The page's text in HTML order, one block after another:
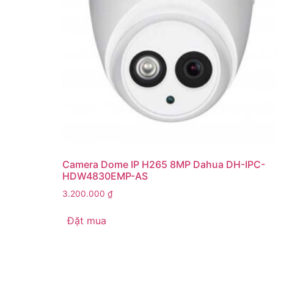
Camera Dome IP H265 8MP Dahua DH-IPC-
HDW4830EMP-AS
3.200.000 ₫
Đặt mua